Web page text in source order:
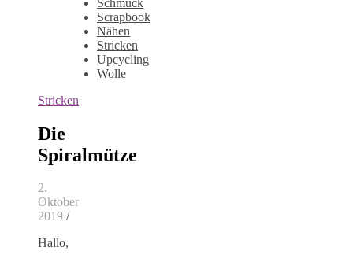
Scrapbook
Nähen
Stricken
Upcycling
Wolle
Stricken
Die
Spiralmütze
2.
Oktober
2019 /
Hallo,